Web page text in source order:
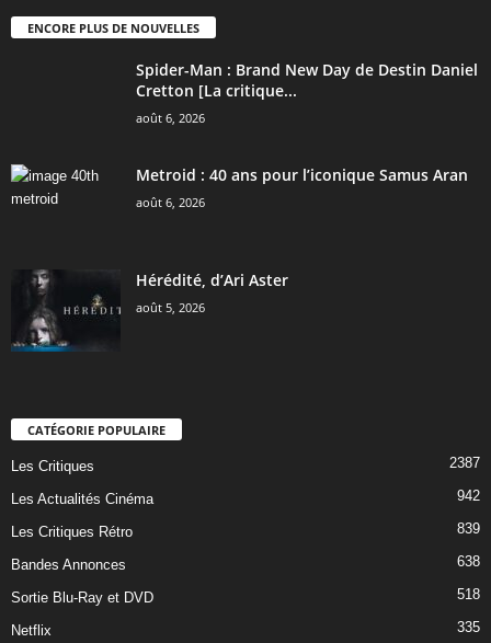
ENCORE PLUS DE NOUVELLES
Spider-Man : Brand New Day de Destin Daniel
Cretton [La critique...
août 6, 2026
Metroid : 40 ans pour l’iconique Samus Aran
août 6, 2026
Hérédité, d’Ari Aster
août 5, 2026
CATÉGORIE POPULAIRE
Les Critiques 2387
Les Actualités Cinéma 942
Les Critiques Rétro 839
Bandes Annonces 638
Sortie Blu-Ray et DVD 518
Netflix 335